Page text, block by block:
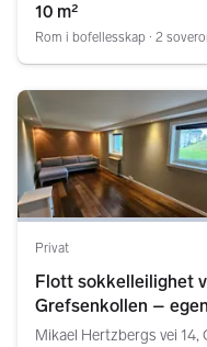
10 m²
Rom i bofellesskap ∙ 2
Privat
Flott sokkelleilighet
Grefsenkollen –
Mikael Hertzbergs vei 14,